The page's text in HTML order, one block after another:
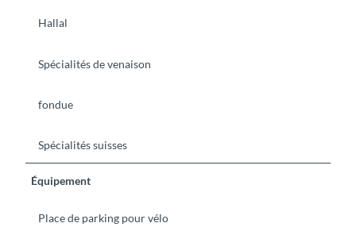
Hallal
Spécialités de venaison
fondue
Spécialités suisses
Équipement
Place de parking pour vélo